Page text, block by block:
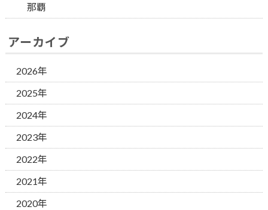
那覇
アーカイブ
2026年
2025年
2024年
2023年
2022年
2021年
2020年